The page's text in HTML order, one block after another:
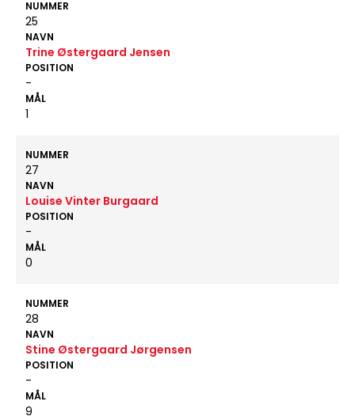
NUMMER
25
NAVN
Trine Østergaard Jensen
POSITION
-
MÅL
1
NUMMER
27
NAVN
Louise Vinter Burgaard
POSITION
-
MÅL
0
NUMMER
28
NAVN
Stine Østergaard Jørgensen
POSITION
-
MÅL
9